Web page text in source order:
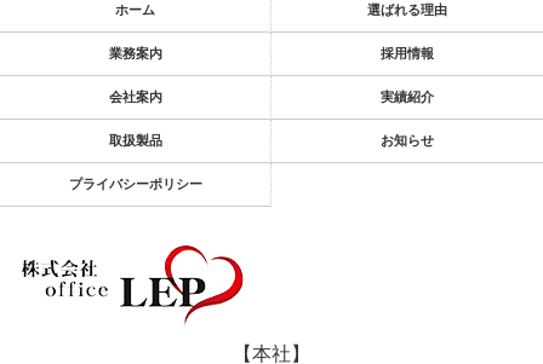
ホーム 選ばれる理由
業務案内 採用情報
会社案内 実績紹介
取扱製品 お知らせ
プライバシーポリシー
【本社】